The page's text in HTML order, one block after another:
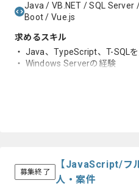
Java / VB.NET / SQL
Boot / Vue.js
求めるスキル
・ Java、TypeScript、T-SQL
・ Windows Serverの経験
募集終了
【JavaScript/フ
人・案件